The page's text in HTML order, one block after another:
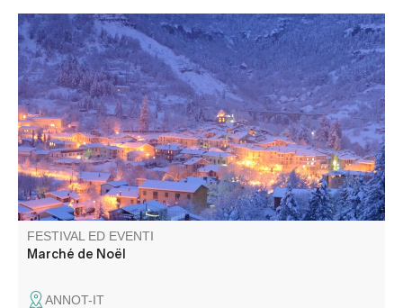
Ampia scelta di regali e decorazioni, mercato con prodotti
artigianali : associazioni, artigiani e produttori vi accolgono
in un'atmosfera calorosa. Stand del Telethon, animazioni
varie.
FESTIVAL ED EVENTI
Marché de Noël
ANNOT-IT